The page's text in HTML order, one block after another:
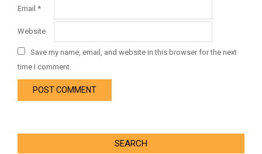
Email *
Website
Save my name, email, and website in this browser for the next
time I comment.
SEARCH